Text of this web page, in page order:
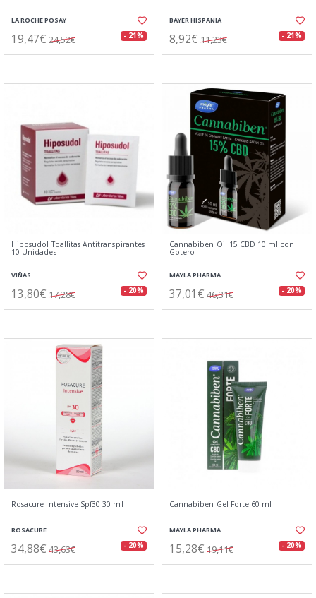
LA ROCHE POSAY
19,47€ 24,52€ - 21%
BAYER HISPANIA
8,92€ 11,23€ - 21%
Hiposudol Toallitas Antitranspirantes
10 Unidades
VIÑAS
13,80€ 17,28€ - 20%
Cannabiben Oil 15 CBD 10 ml con
Gotero
MAYLA PHARMA
37,01€ 46,31€ - 20%
Rosacure Intensive Spf30 30 ml
ROSACURE
34,88€ 43,63€ - 20%
Cannabiben Gel Forte 60 ml
MAYLA PHARMA
15,28€ 19,11€ - 20%